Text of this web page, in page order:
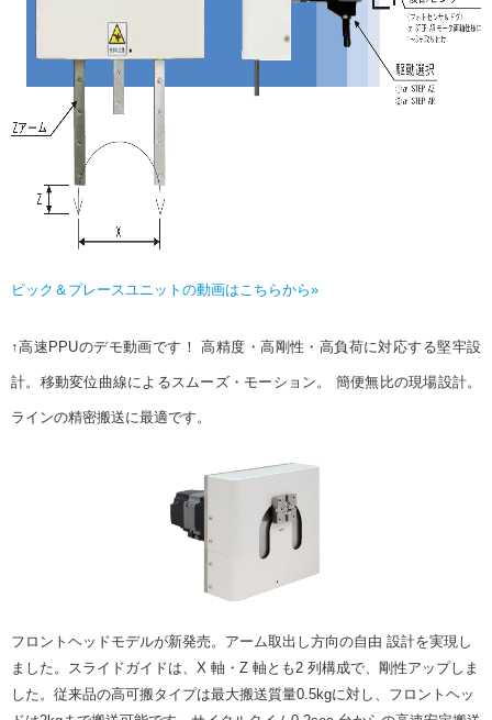
ピック＆プレースユニットの動画はこちらから»
↑高速PPUのデモ動画です！ 高精度・高剛性・高負荷に対応する堅牢設
計。移動変位曲線によるスムーズ・モーション。 簡便無比の現場設計。
ラインの精密搬送に最適です。
フロントヘッドモデルが新発売。アーム取出し方向の自由 設計を実現し
ました。スライドガイドは、X 軸・Z 軸とも2 列構成で、剛性アップしま
した。従来品の高可搬タイプは最大搬送質量0.5kgに対し、フロントヘッ